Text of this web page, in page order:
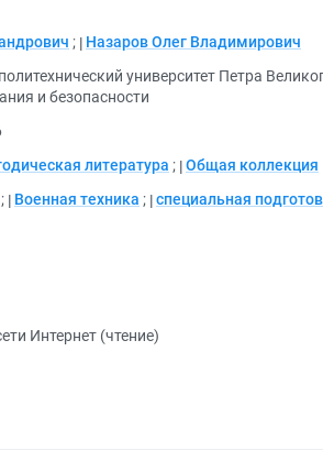
;
Назаров Олег Владимирович
университет Петра
и безопасности
литература ; Общая коллекция
; Военная техника ; специальная
Интернет (чтение)